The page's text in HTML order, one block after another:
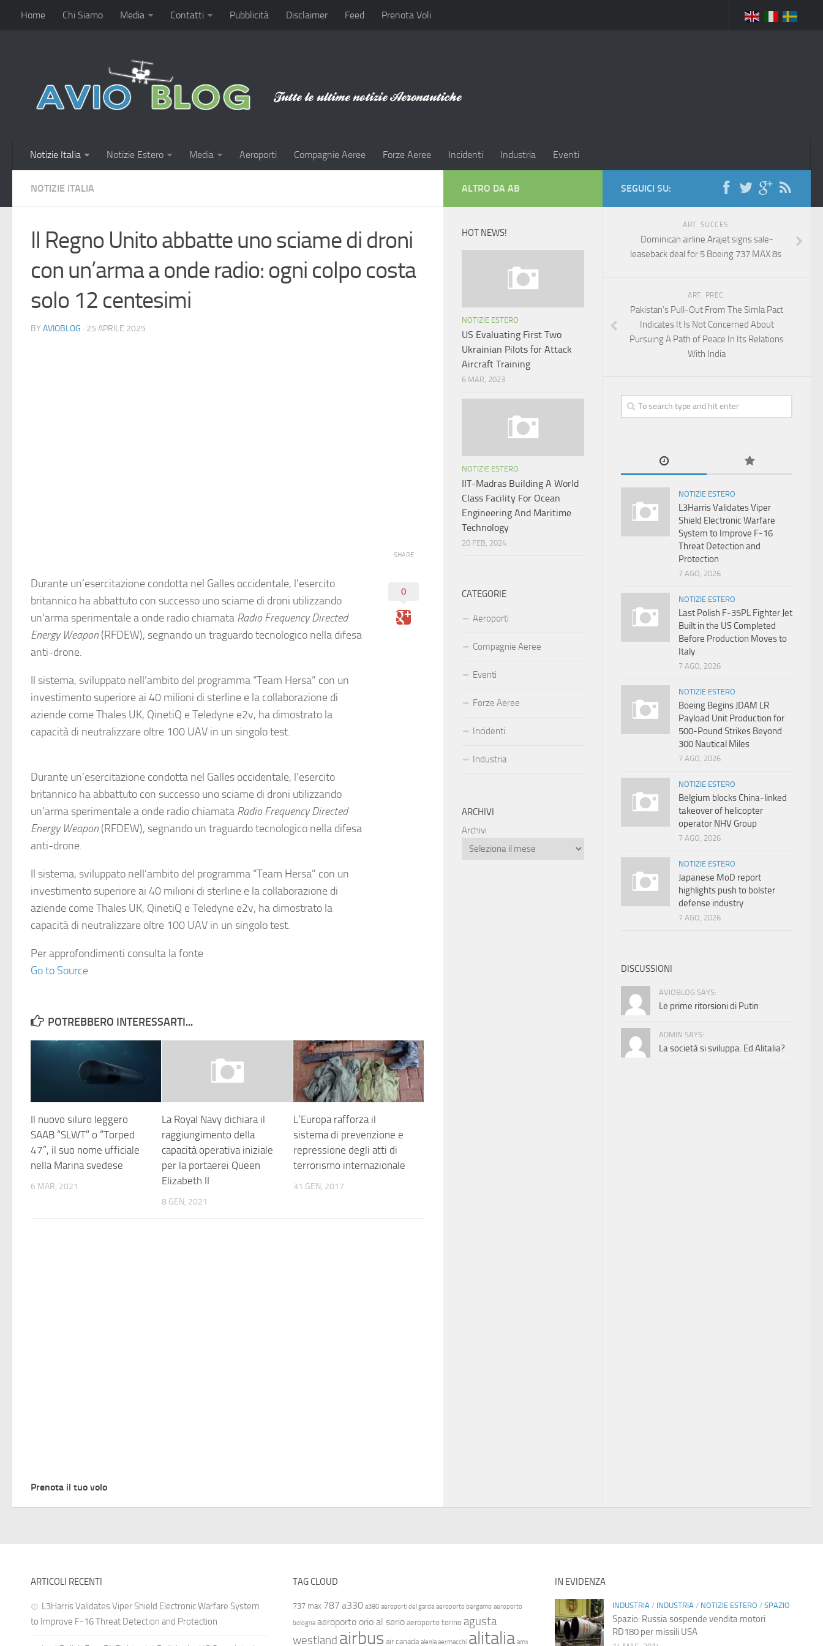
Home Chi Siamo Media Contatti Pubblicità Disclaimer Feed Prenota Voli
Notizie Italia Notizie Estero Media Aeroporti Compagnie Aeree Forze Aeree Incidenti Industria Eventi
NOTIZIE ITALIA
Il Regno Unito abbatte uno sciame di droni
con un’arma a onde radio: ogni colpo costa
solo 12 centesimi
BY AVIOBLOG · 25 APRILE 2025
Durante un’esercitazione condotta nel Galles occidentale, l’esercito
britannico ha abbattuto con successo uno sciame di droni utilizzando
un’arma sperimentale a onde radio chiamata Radio Frequency Directed
Energy Weapon (RFDEW), segnando un traguardo tecnologico nella difesa
anti-drone.
Il sistema, sviluppato nell’ambito del programma “Team Hersa” con un
investimento superiore ai 40 milioni di sterline e la collaborazione di
aziende come Thales UK, QinetiQ e Teledyne e2v, ha dimostrato la
capacità di neutralizzare oltre 100 UAV in un singolo test.
Durante un’esercitazione condotta nel Galles occidentale, l’esercito
britannico ha abbattuto con successo uno sciame di droni utilizzando
un’arma sperimentale a onde radio chiamata Radio Frequency Directed
Energy Weapon (RFDEW), segnando un traguardo tecnologico nella difesa
anti-drone.
Il sistema, sviluppato nell’ambito del programma “Team Hersa” con un
investimento superiore ai 40 milioni di sterline e la collaborazione di
aziende come Thales UK, QinetiQ e Teledyne e2v, ha dimostrato la
capacità di neutralizzare oltre 100 UAV in un singolo test.
Per approfondimenti consulta la fonte
Go to Source
SHARE
0
POTREBBERO INTERESSARTI...
Il nuovo siluro leggero
SAAB “SLWT” o “Torped
47”, il suo nome ufficiale
nella Marina svedese
6 MAR, 2021
La Royal Navy dichiara il
raggiungimento della
capacità operativa iniziale
per la portaerei Queen
Elizabeth II
8 GEN, 2021
L’Europa rafforza il
sistema di prevenzione e
repressione degli atti di
terrorismo internazionale
31 GEN, 2017
Prenota il tuo volo
SEGUICI SU:
ART. SUCCES.
Dominican airline Arajet signs sale-
leaseback deal for 5 Boeing 737 MAX 8s
ART. PREC.
Pakistan’s Pull-Out From The Simla Pact
Indicates It Is Not Concerned About
Pursuing A Path of Peace In Its Relations
With India
NOTIZIE ESTERO
L3Harris Validates Viper
Shield Electronic Warfare
System to Improve F-16
Threat Detection and
Protection
7 AGO, 2026
NOTIZIE ESTERO
Last Polish F-35PL Fighter Jet
Built in the US Completed
Before Production Moves to
Italy
7 AGO, 2026
NOTIZIE ESTERO
Boeing Begins JDAM LR
Payload Unit Production for
500-Pound Strikes Beyond
300 Nautical Miles
7 AGO, 2026
NOTIZIE ESTERO
Belgium blocks China-linked
takeover of helicopter
operator NHV Group
7 AGO, 2026
NOTIZIE ESTERO
Japanese MoD report
highlights push to bolster
defense industry
7 AGO, 2026
DISCUSSIONI
AVIOBLOG SAYS:
Le prime ritorsioni di Putin
ADMIN SAYS:
La società si sviluppa. Ed Alitalia?
ALTRO DA AB
HOT NEWS!
NOTIZIE ESTERO
US Evaluating First Two
Ukrainian Pilots for Attack
Aircraft Training
6 MAR, 2023
NOTIZIE ESTERO
IIT-Madras Building A World
Class Facility For Ocean
Engineering And Maritime
Technology
20 FEB, 2024
CATEGORIE
Aeroporti
Compagnie Aeree
Eventi
Forze Aeree
Incidenti
Industria
ARCHIVI
Archivi
ARTICOLI RECENTI
L3Harris Validates Viper Shield Electronic Warfare System
to Improve F-16 Threat Detection and Protection
TAG CLOUD
737 max 787 a330 a380 aeroporti del garda aeroporto bergamo aeroporto
bologna aeroporto orio al serio aeroporto torino agusta
westland airbus air canada alenia aermacchi alitalia amx
IN EVIDENZA
INDUSTRIA / INDUSTRIA / NOTIZIE ESTERO / SPAZIO
Spazio: Russia sospende vendita motori
RD180 per missili USA